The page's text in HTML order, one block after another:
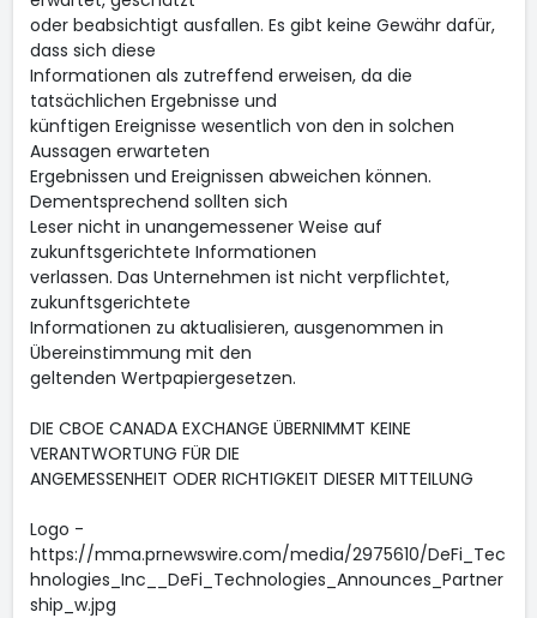
oder beabsichtigt ausfallen. Es gibt keine Gewähr dafür,
dass sich diese
Informationen als zutreffend erweisen, da die
tatsächlichen Ergebnisse und
künftigen Ereignisse wesentlich von den in solchen
Aussagen erwarteten
Ergebnissen und Ereignissen abweichen können.
Dementsprechend sollten sich
Leser nicht in unangemessener Weise auf
zukunftsgerichtete Informationen
verlassen. Das Unternehmen ist nicht verpflichtet,
zukunftsgerichtete
Informationen zu aktualisieren, ausgenommen in
Übereinstimmung mit den
geltenden Wertpapiergesetzen.
DIE CBOE CANADA EXCHANGE ÜBERNIMMT KEINE
VERANTWORTUNG FÜR DIE
ANGEMESSENHEIT ODER RICHTIGKEIT DIESER MITTEILUNG
Logo -
https://mma.prnewswire.com/media/2975610/DeFi_Tec
hnologies_Inc__DeFi_Technologies_Announces_Partner
ship_w.jpg